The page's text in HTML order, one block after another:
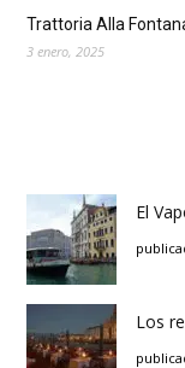
Trattoria Alla
3 enero, 2025
El
Los